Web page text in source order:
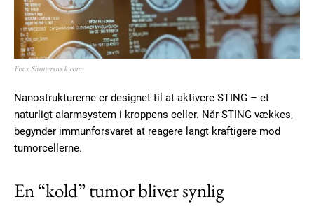
Foto: Shutterstock.com
Nanostrukturerne er designet til at aktivere STING – et
naturligt alarmsystem i kroppens celler. Når STING vækkes,
begynder immunforsvaret at reagere langt kraftigere mod
tumorcellerne.
En “kold” tumor bliver synlig